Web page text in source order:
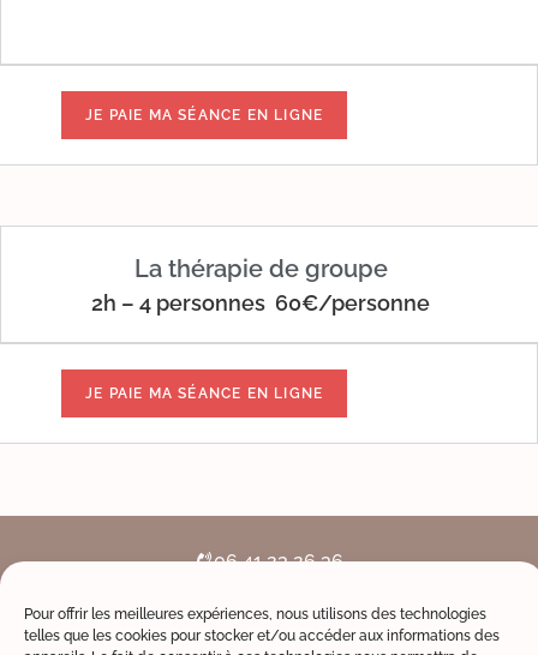
Pour offrir les meilleures expériences, nous utilisons des technologies
telles que les cookies pour stocker et/ou accéder aux informations des
La thérapie de groupe
2h – 4 personnes 60€/personne
06 41 23 26 36
Prendre rendez-vous